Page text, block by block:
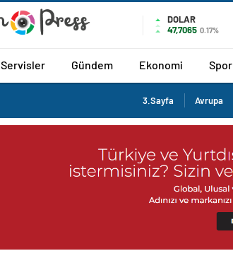
DOLAR
47,7065 0.17%
Servisler Gündem Ekonomi Spor
3.Sayfa Avrupa